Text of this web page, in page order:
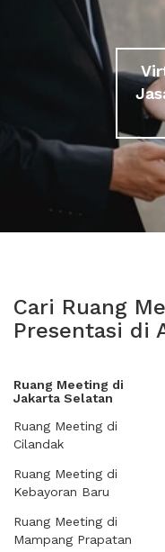
Cari Ruang
Presentasi di
Ruang Meeting di
Jakarta Selatan
Ruang Meeting di
Cilandak
Ruang Meeting di
Kebayoran Baru
Ruang Meeting di
Mampang Prapatan